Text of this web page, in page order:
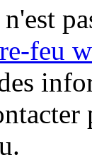
feu